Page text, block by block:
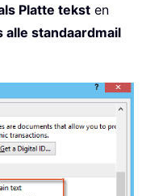
Platte tekst en
alle standaardmail